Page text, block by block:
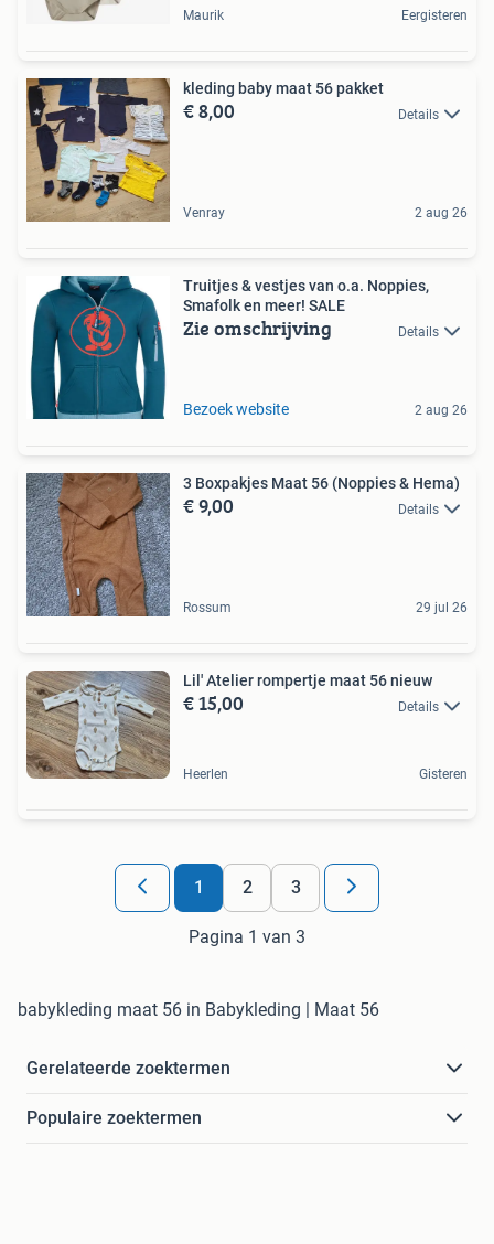
Maurik Eergisteren
kleding baby maat 56 pakket
€ 8,00 Details
Venray 2 aug 26
Truitjes & vestjes van o.a. Noppies,
Smafolk en meer! SALE
Zie omschrijving Details
Bezoek website 2 aug 26
3 Boxpakjes Maat 56 (Noppies & Hema)
€ 9,00 Details
Rossum 29 jul 26
Lil' Atelier rompertje maat 56 nieuw
€ 15,00 Details
Heerlen Gisteren
1 2 3
Pagina 1 van 3
babykleding maat 56 in Babykleding | Maat 56
Gerelateerde zoektermen
Populaire zoektermen